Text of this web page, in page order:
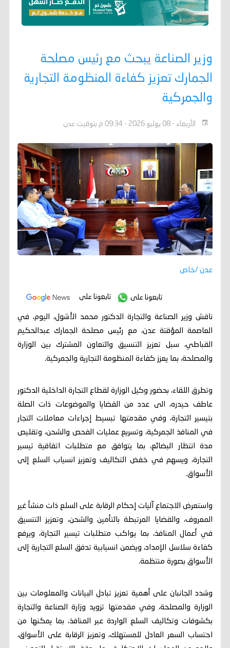
وزير الصناعة يبحث مع رئيس مصلحة
الجمارك تعزيز كفاءة المنظومة التجارية
والجمركية
الأربعاء - 08 يوليو 2026 - 09:34 م بتوقيت عدن
عدن /خاص
تابعونا على تابعونا على
ناقش وزير الصناعة والتجارة الدكتور محمد الأشول، اليوم، في
العاصمة المؤقتة عدن، مع رئيس مصلحة الجمارك عبدالحكيم
القباطي، سبل تعزيز التنسيق والتعاون المشترك بين الوزارة
والمصلحة، بما يعزز كفاءة المنظومة التجارية والجمركية.
وتطرق اللقاء، بحضور وكيل الوزارة لقطاع التجارة الداخلية الدكتور
عاطف حيدره، الى عدد من القضايا والموضوعات ذات الصلة
بتيسير التجارة، وفي مقدمتها تبسيط إجراءات معاملات التجار
في المنافذ الجمركية، وتسريع عمليات الفحص والشحن، وتقليص
مدة انتظار البضائع، بما يتوافق مع متطلبات اتفاقية تيسير
التجارة، ويسهم في خفض التكاليف وتعزيز انسياب السلع إلى
الأسواق.
واستعرض الاجتماع آليات إحكام الرقابة على السلع ذات منشأ غير
المعروف، والقضايا المرتبطة بالتأمين والشحن، وتعزيز التنسيق
في أعمال المنافذ، بما يواكب متطلبات تيسير التجارة، ويرفع
كفاءة سلاسل الإمداد، ويضمن انسيابية تدفق السلع التجارية إلى
الأسواق بصورة منتظمة.
وشدد الجانبان على أهمية تعزيز تبادل البيانات والمعلومات بين
الوزارة والمصلحة، وفي مقدمتها تزويد وزارة الصناعة والتجارة
بكشوفات وتكاليف السلع الواردة عبر المنافذ، بما يمكنها من
احتساب السعر العادل للمستهلك، وتعزيز الرقابة على الأسواق،